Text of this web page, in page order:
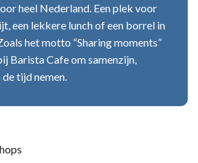
heel Nederland. Een plek voor
een lekkere lunch of een borrel in
het motto “Sharing moments”
Barista Cafe om samenzijn,
tijd nemen.